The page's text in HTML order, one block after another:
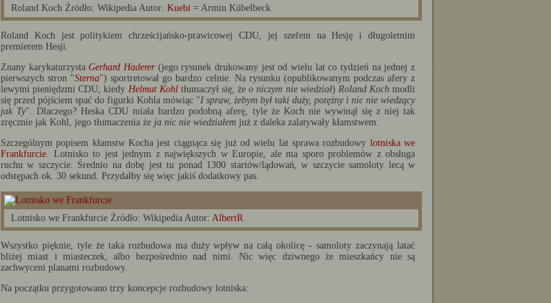
Roland Koch Źródło: Wikipedia Autor: Kuebi = Armin Kübelbeck
Roland Koch jest politykiem chrześcijańsko-prawicowej CDU, jej szefem na Hesję i długoletnim
premierem Hesji.
Znany karykaturzystaGerhard Haderer(jego rysunek drukowany jest od wielu lat co tydzień na jednej z
pierwszych stron "Sterna") sportretował go bardzo celnie. Na rysunku (opublikowanym podczas afery z
lewymi pieniędzmi CDU, kiedy Helmut Kohltłumaczył się, żeo niczym nie wiedział) Roland Kochmodli
się przed pójściem spać do figurki Kohla mówiąc "I spraw, żebym był taki duży, potężny i nic nie wiedzący
jak Ty". Dlaczego? Heska CDU miała bardzo podobną aferę, tyle że Koch nie wywinął się z niej tak
zręcznie jak Kohl, jego tłumaczenia że ja nic nie wiedziałem już z daleka zalatywały kłamstwem.
Szczególnym popisem kłamstw Kocha jest ciągnąca się już od wielu lat sprawa rozbudowy lotniska we
Frankfurcie. Lotnisko to jest jednym z największych w Europie, ale ma sporo problemów z obsługa
ruchu w szczycie. Średnio na dobę jest tu ponad 1300 startów/lądowań, w szczycie samoloty lecą w
odstępach ok. 30 sekund. Przydałby się więc jakiś dodatkowy pas.
Lotnisko we Frankfurcie Źródło: Wikipedia Autor: AlbertR
Wszystko pięknie, tyle że taka rozbudowa ma duży wpływ na całą okolicę - samoloty zaczynają latać
bliżej miast i miasteczek, albo bezpośrednio nad nimi. Nic więc dziwnego że mieszkańcy nie są
zachwyceni planami rozbudowy.
Na początku przygotowano trzy koncepcje rozbudowy lotniska: